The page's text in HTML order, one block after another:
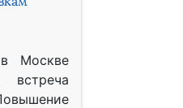
Москве
встреча